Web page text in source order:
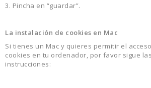
3. Pincha en “guardar”.
La instalación de cookies en Mac
Si tienes un Mac y quieres permitir el
cookies en tu ordenador, por favor sigue
instrucciones: